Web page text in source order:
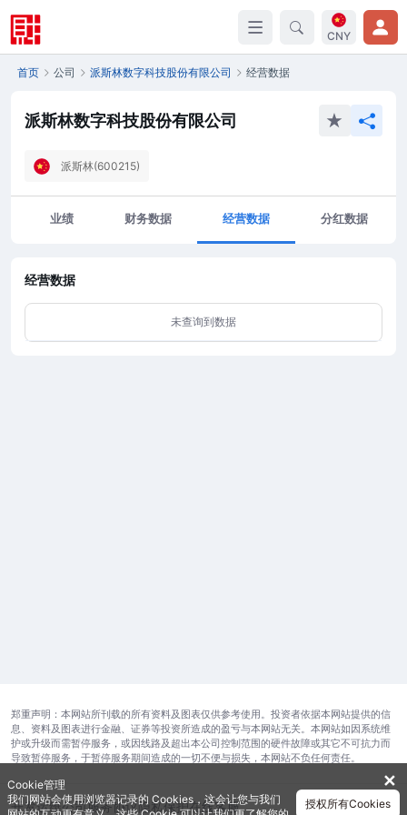
CNY
首页 公司 派斯林数字科技股份有限公司 经营数据
派斯林数字科技股份有限公司
派斯林(600215)
业绩 财务数据 经营数据 分红数据
经营数据
未查询到数据
郑重声明：本网站所刊载的所有资料及图表仅供参考使用。投资者依据本网站提供的信
息、资料及图表进行金融、证券等投资所造成的盈亏与本网站无关。本网站如因系统维
护或升级而需暂停服务，或因线路及超出本公司控制范围的硬件故障或其它不可抗力而
导致暂停服务，于暂停服务期间造成的一切不便与损失，本网站不负任何责任。
开发运维公司服务协议隐私保护在线客服
✕
Cookie管理
我们网站会使用浏览器记录的 Cookies，这会让您与我们
授权所有Cookies